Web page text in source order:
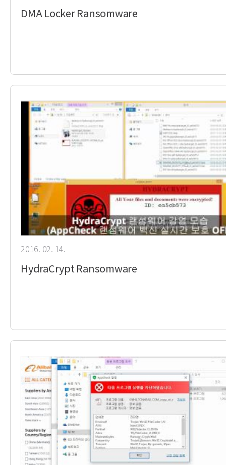
DMA Locker Ransomware
2016. 02. 14.
HydraCrypt Ransomware